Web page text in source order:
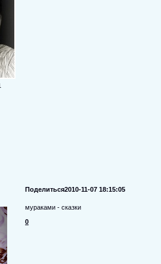
Поделиться2010-11-07 18:15:05
мураками - сказки
0